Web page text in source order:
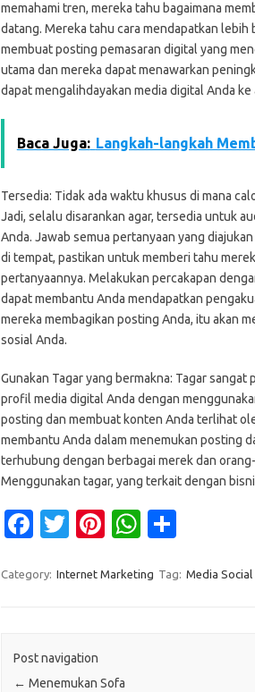
memahami tren, mereka tahu bagaimana
datang. Mereka tahu cara mendapatkan
membuat posting pemasaran digital yang
utama dan mereka dapat menawarkan
dapat mengalihdayakan media digital Anda
Baca Juga: Langkah-langkah
Tersedia: Tidak ada waktu khusus di mana
Jadi, selalu disarankan agar, tersedia untuk
Anda. Jawab semua pertanyaan yang
di tempat, pastikan untuk memberi tahu
pertanyaannya. Melakukan percakapan
dapat membantu Anda mendapatkan
mereka membagikan posting Anda, itu akan
sosial Anda.
Gunakan Tagar yang bermakna: Tagar
profil media digital Anda dengan
posting dan membuat konten Anda terlihat
membantu Anda dalam menemukan posting
terhubung dengan berbagai merek dan
Menggunakan tagar, yang terkait dengan
Fa
e
o
T
it
Pi
er
W
at ar
Category: Internet Marketing Tag: Media Social
Post navigation
← Menemukan Sofa